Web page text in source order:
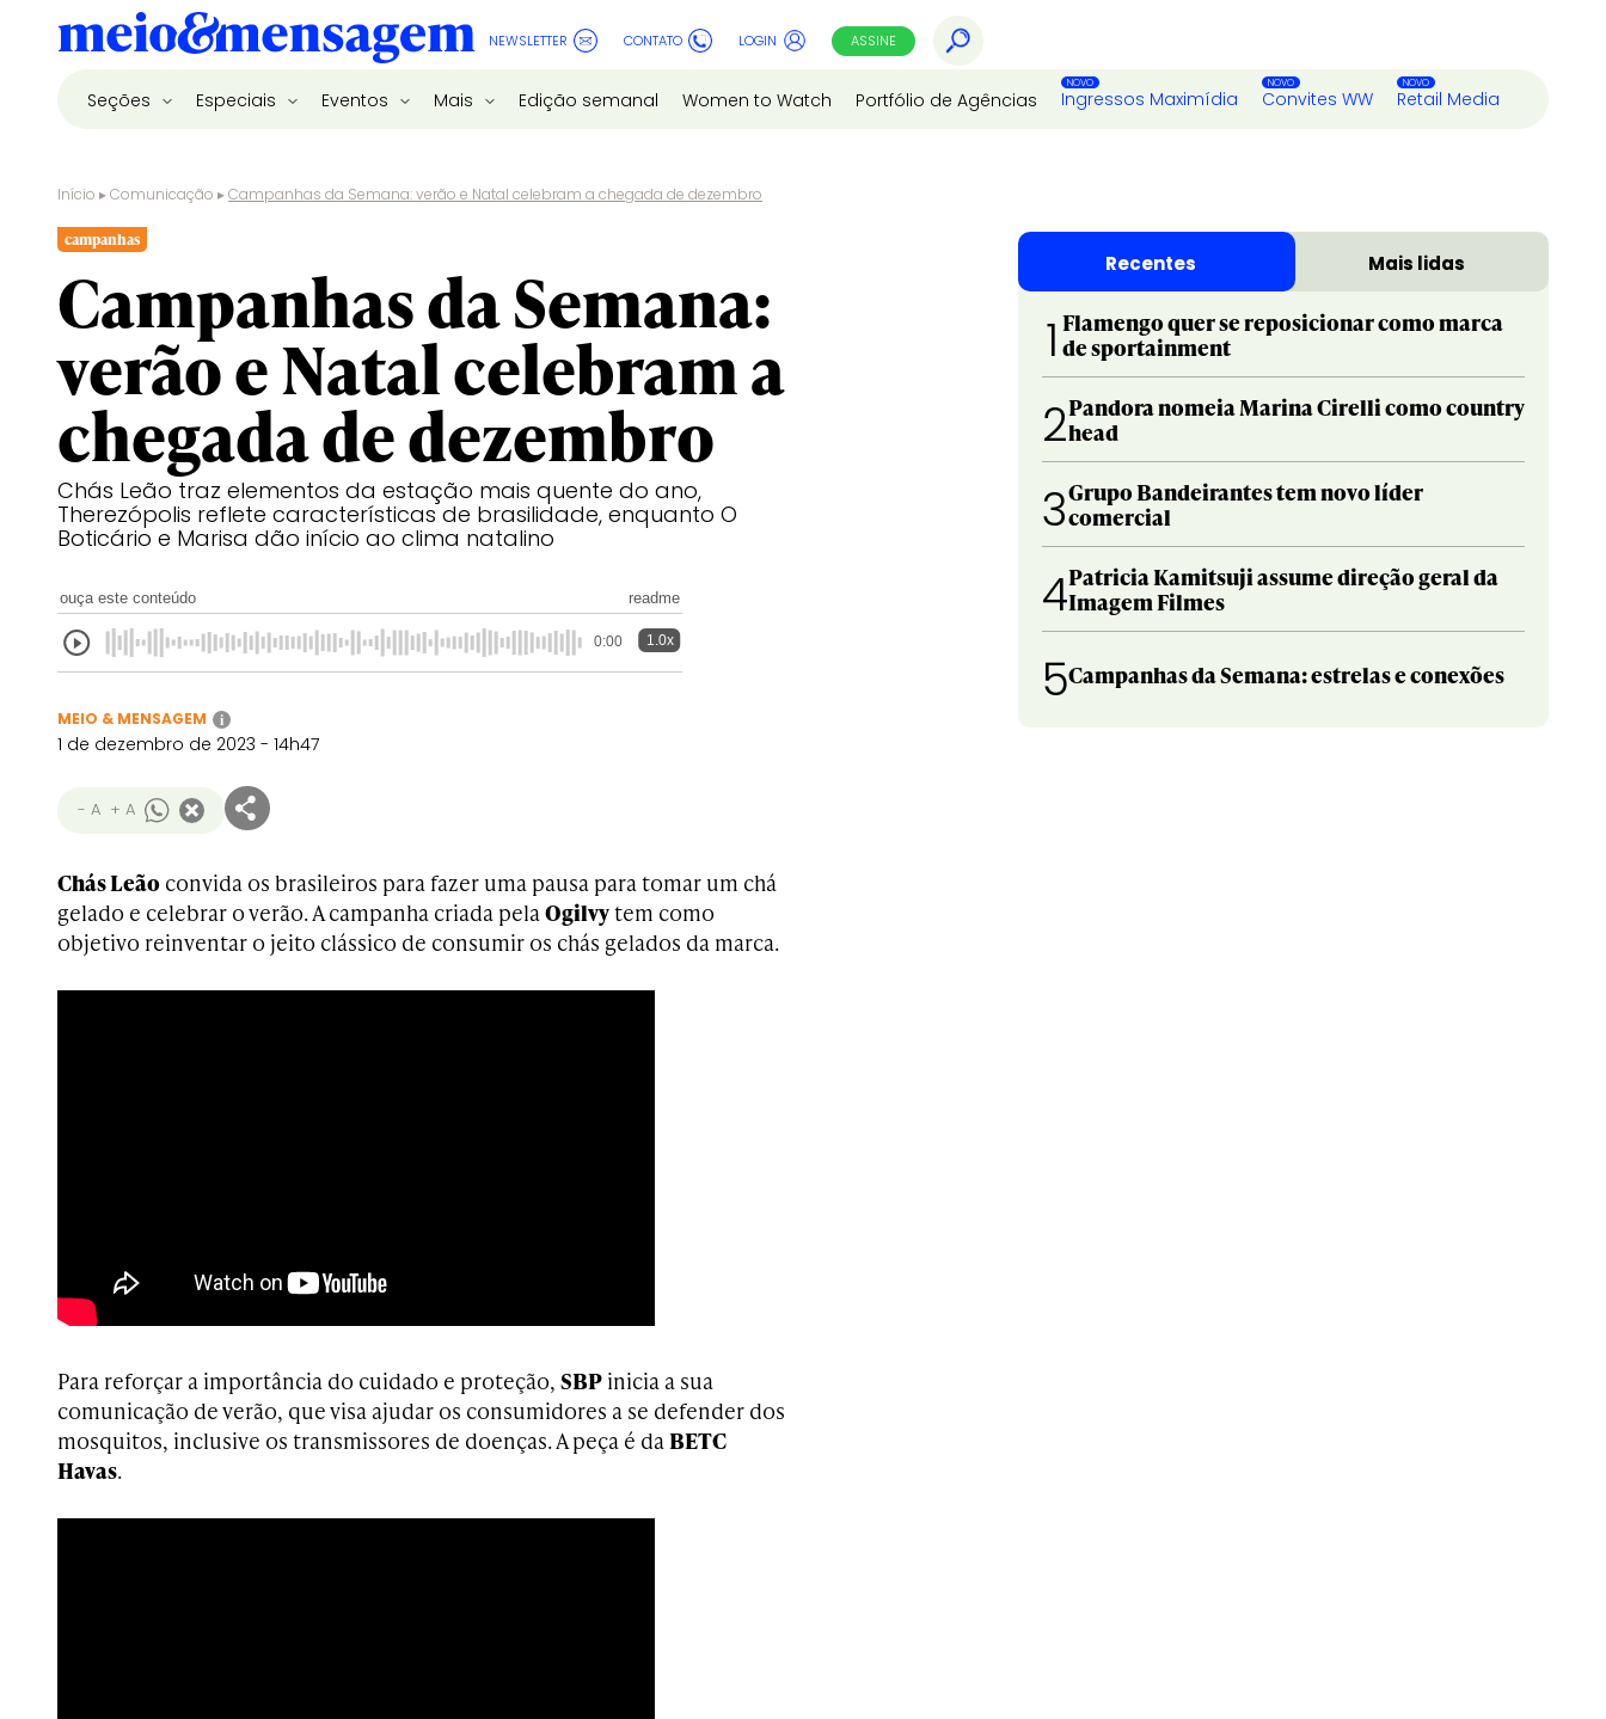
NEWSLETTER CONTATO LOGIN ASSINE
Seções Especiais Eventos Mais Edição semanal Women to Watch Portfólio de Agências Ingressos Maximídia Convites WW Retail Media
Início ▸Comunicação ▸Campanhas da Semana: verão e Natal celebram a chegada de dezembro
campanhas
Campanhas da Semana:
verão e Natal celebram a
chegada de dezembro
Chás Leão traz elementos da estação mais quente do ano,
Therezópolis reflete características de brasilidade, enquanto O
Boticário e Marisa dão início ao clima natalino
ouça este conteúdo readme
0:00 1.0x
MEIO & MENSAGEM i
1 de dezembro de 2023 - 14h47
- A + A
Chás Leão convida os brasileiros para fazer uma pausa para tomar um chá
gelado e celebrar o verão. A campanha criada pelaOgilvytem como
objetivo reinventar o jeito clássico de consumir os chás gelados da marca.
Para reforçar a importância do cuidado e proteção, SBP inicia a sua
comunicação de verão, que visa ajudar os consumidores a se defender dos
mosquitos, inclusive os transmissores de doenças. A peça é daBETC
Havas.
Recentes Mais lidas
1 Flamengo quer se reposicionar como marca
de sportainment
2Pandora nomeia Marina Cirelli como country
head
3Grupo Bandeirantes tem novo líder
comercial
4Patricia Kamitsuji assume direção geral da
Imagem Filmes
5Campanhas da Semana: estrelas e conexões